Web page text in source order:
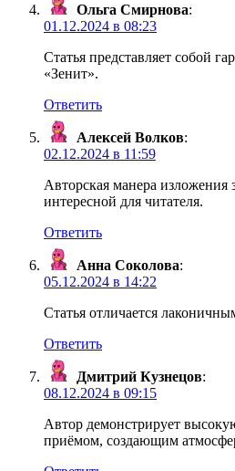
Ольга Смирнова:
01.12.2024 в 08:23
Статья представляет собой
«Зенит».
Ответить
Алексей Волков:
02.12.2024 в 11:59
Авторская манера изложения
интересной для читателя.
Ответить
Анна Соколова:
05.12.2024 в 14:22
Статья отличается
Ответить
Дмитрий Кузнецов:
08.12.2024 в 09:15
Автор демонстрирует
приёмом, создающим